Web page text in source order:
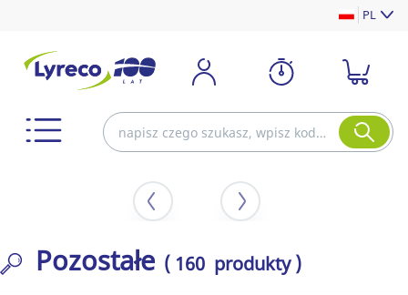
PL
Pozostałe ( 160 produkty )